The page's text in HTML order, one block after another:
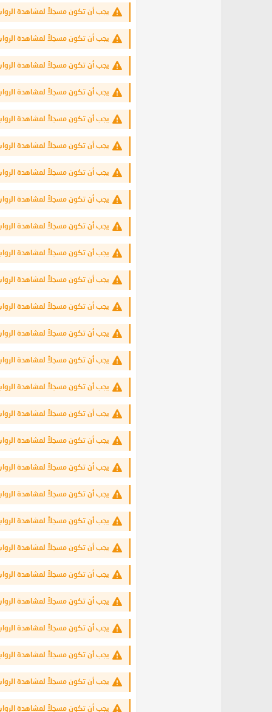
يجب أن تكون مسجلاً لمشاهدة
يجب أن تكون مسجلاً لمشاهدة
يجب أن تكون مسجلاً لمشاهدة
يجب أن تكون مسجلاً لمشاهدة
يجب أن تكون مسجلاً لمشاهدة
يجب أن تكون مسجلاً لمشاهدة
يجب أن تكون مسجلاً لمشاهدة
يجب أن تكون مسجلاً لمشاهدة
يجب أن تكون مسجلاً لمشاهدة
يجب أن تكون مسجلاً لمشاهدة
يجب أن تكون مسجلاً لمشاهدة
يجب أن تكون مسجلاً لمشاهدة
يجب أن تكون مسجلاً لمشاهدة
يجب أن تكون مسجلاً لمشاهدة
يجب أن تكون مسجلاً لمشاهدة
يجب أن تكون مسجلاً لمشاهدة
يجب أن تكون مسجلاً لمشاهدة
يجب أن تكون مسجلاً لمشاهدة
يجب أن تكون مسجلاً لمشاهدة
يجب أن تكون مسجلاً لمشاهدة
يجب أن تكون مسجلاً لمشاهدة
يجب أن تكون مسجلاً لمشاهدة
يجب أن تكون مسجلاً لمشاهدة
يجب أن تكون مسجلاً لمشاهدة
يجب أن تكون مسجلاً لمشاهدة
يجب أن تكون مسجلاً لمشاهدة
يجب أن تكون مسجلاً لمشاهدة